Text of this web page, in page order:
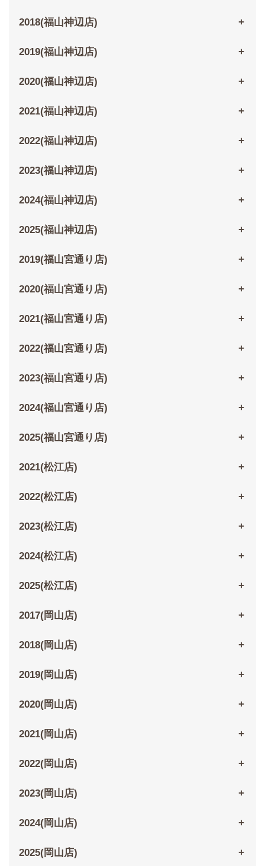
2018(福山神辺店)
2019(福山神辺店)
2020(福山神辺店)
2021(福山神辺店)
2022(福山神辺店)
2023(福山神辺店)
2024(福山神辺店)
2025(福山神辺店)
2019(福山宮通り店)
2020(福山宮通り店)
2021(福山宮通り店)
2022(福山宮通り店)
2023(福山宮通り店)
2024(福山宮通り店)
2025(福山宮通り店)
2021(松江店)
2022(松江店)
2023(松江店)
2024(松江店)
2025(松江店)
2017(岡山店)
2018(岡山店)
2019(岡山店)
2020(岡山店)
2021(岡山店)
2022(岡山店)
2023(岡山店)
2024(岡山店)
2025(岡山店)